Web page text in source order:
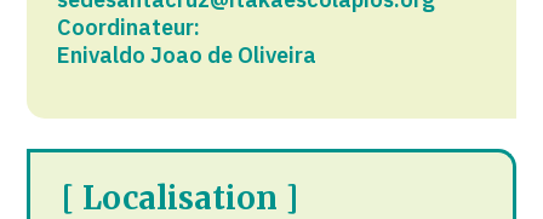
Coordinateur:
Enivaldo Joao de Oliveira
[ Localisation ]